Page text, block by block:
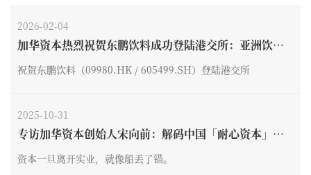
2026-02-04
加华资本热烈祝贺东鹏饮料成功登陆港交所：亚洲饮料
祝贺东鹏饮料（09980.HK / 605499.SH）登陆港交所
2025-10-31
专访加华资本创始人宋向前：解码中国「耐心资本」的
资本一旦离开实业，就像船丢了锚。